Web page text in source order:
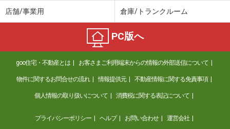
店舗/事業用 倉庫/トランクルーム
PC版へ
goo住宅・不動産とは お客さまご利用端末からの情報の外部送信について
物件に関するお問合せの流れ 情報提供元 不動産情報に関する免責事項
個人情報の取り扱いについて 消費税に関する表記について
プライバシーポリシー ヘルプ お問い合わせ 運営会社